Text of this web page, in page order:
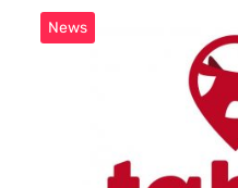
News